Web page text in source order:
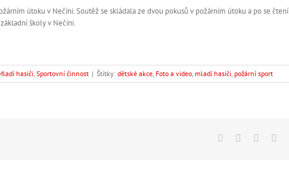
útoku v Nečíni. Soutěž se skládala ze dvou pokusů v požárním útoku a po se čtení
školy v Nečíni.
hasiči, Sportovní činnost | Štítky: dětské akce, Foto a video, mladí hasiči, požární sport
FacebookWhatsApp